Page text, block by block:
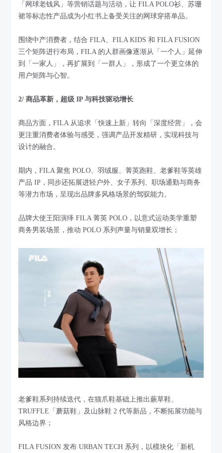
「网球老钱风」等营销话题与活动，让 FILA POLO衫、苏珊
裙等标志性产品成为小红书上备受关注的网球穿搭单品。
围绕中产消费者，结合 FILA、FILA KIDS 和 FILA FUSION
三个矩阵进行布局，FILA 的人群画像逐渐从「一个人」延伸
到「一家人」，再扩展到「一群人」，形成了一个更立体的
用户矩阵与心智。
2/ 商品革新，超级 IP 与科技驱动增长
商品方面，FILA 从追求「快速上新」转向「深度经营」，会
更注重消费者体验与感受，强调产品开发精研，实现科技与
设计的融合。
期内，FILA 聚焦 POLO、羽绒服、菁英跑鞋、老爹鞋等英雄
产品 IP，同步还拓展进轻户外、女子系列、职场通勤与商务
等潜力市场，呈现出品牌多风格场景的驾驭能力。
品牌大使王阳演绎 FILA 菁英 POLO，以意式运动美学重塑
商务男装场景，推动 POLO 系列声量与销量双增长；
老爹鞋系列持续迭代，在猫爪鞋基础上推出蕨草鞋、
TRUFFLE「蘑菇鞋」及山脉鞋 2 代等新品，不断拓展功能与
风格边界；
FILA FUSION 发布 URBAN TECH 系列，以模块化「新机